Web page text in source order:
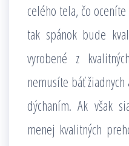
celého tela, čo
tak spánok bude
vyrobené z
nemusíte báť
dýchaním. Ak však
menej kvalitných